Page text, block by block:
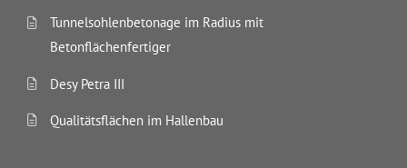
Tunnelsohlenbetonage im Radius mit
Betonflächenfertiger
Desy Petra III
Qualitätsflächen im Hallenbau